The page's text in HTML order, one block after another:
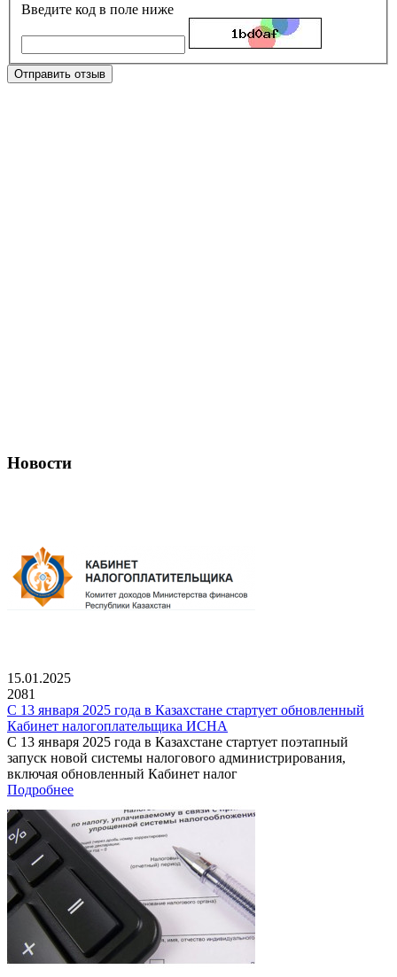
Введите код в поле ниже
Отправить отзыв
Новости
15.01.2025
2081
С 13 января 2025 года в Казахстане стартует обновленный
Кабинет налогоплательщика ИСНА
С 13 января 2025 года в Казахстане стартует поэтапный
запуск новой системы налогового администрирования,
включая обновленный Кабинет налог
Подробнее